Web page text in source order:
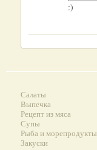
:)
Салаты
Выпечка
Рецепт из мяса
Супы
Рыба и морепродукты
Закуски